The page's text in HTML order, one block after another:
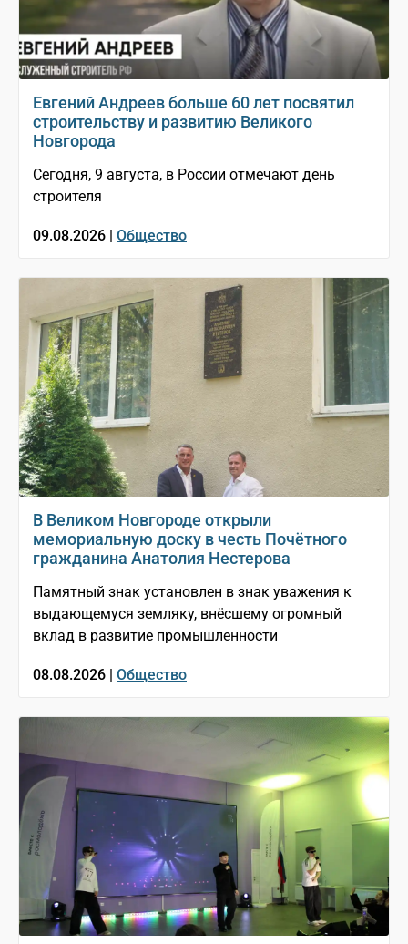
Евгений Андреев больше 60 лет посвятил
строительству и развитию Великого
Новгорода
Сегодня, 9 августа, в России отмечают день
строителя
09.08.2026 | Общество
В Великом Новгороде открыли
мемориальную доску в честь Почётного
гражданина Анатолия Нестерова
Памятный знак установлен в знак уважения к
выдающемуся земляку, внёсшему огромный
вклад в развитие промышленности
08.08.2026 | Общество